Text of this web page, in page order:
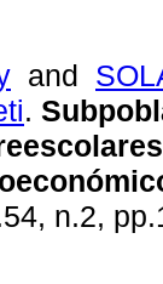
and
.
n.2,